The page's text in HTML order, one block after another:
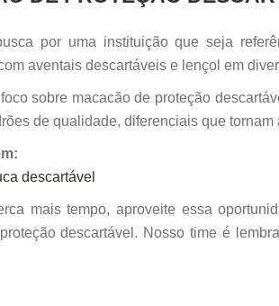
por uma instituição que seja
aventais descartáveis e lençol em
sobre macacão de proteção
de qualidade, diferenciais que
descartável
mais tempo, aproveite essa
descartável. Nosso time é